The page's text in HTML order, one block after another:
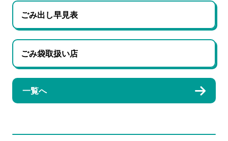
ごみ出し早見表
ごみ袋取扱い店
一覧へ